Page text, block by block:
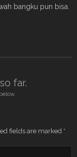
bangku pun bisa.
far.
fields are marked *